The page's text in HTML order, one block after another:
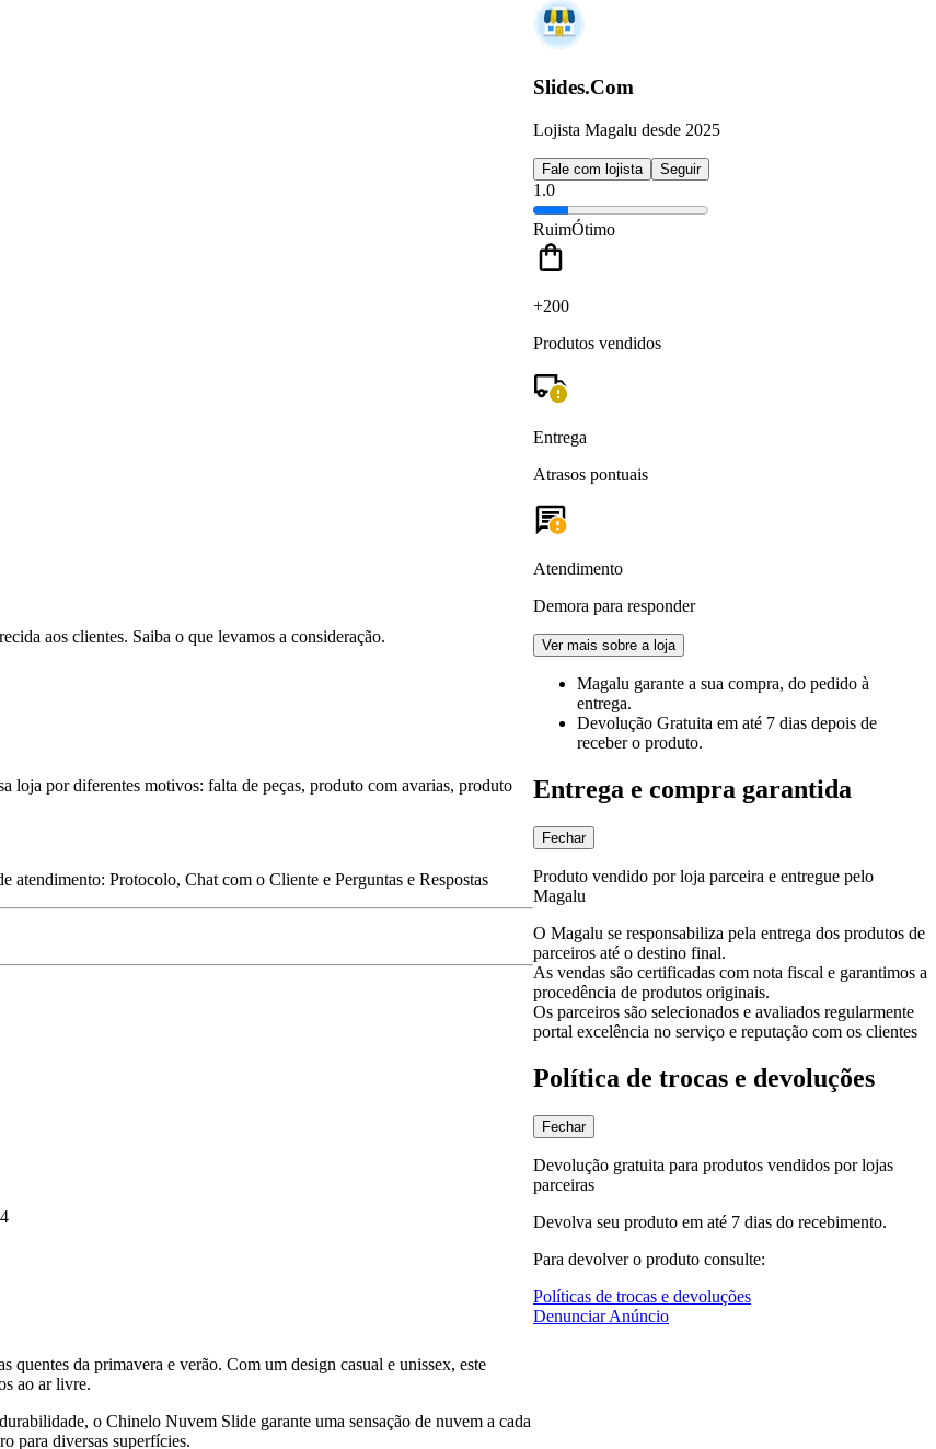
aos clientes. Saiba o que levamos a consideração.
loja por diferentes motivos: falta de peças, produto com avarias, produto
atendimento: Protocolo, Chat com o Cliente e Perguntas e Respostas
Slides.Com
Lojista Magalu desde 2025
Fale com lojista Seguir
1.0
RuimÓtimo
+200
Produtos vendidos
Entrega
Atrasos pontuais
Atendimento
Demora para responder
Ver mais sobre a loja
Magalu garante a sua compra, do pedido à
entrega.
Devolução Gratuita em até 7 dias depois de
receber o produto.
Entrega e compra garantida
Fechar
Produto vendido por loja parceira e entregue pelo
Magalu
O Magalu se responsabiliza pela entrega dos produtos de
parceiros até o destino final.
As vendas são certificadas com nota fiscal e garantimos a
procedência de produtos originais.
Os parceiros são selecionados e avaliados regularmente
portal excelência no serviço e reputação com os clientes
Política de trocas e devoluções
Fechar
Devolução gratuita para produtos vendidos por lojas
parceiras
Devolva seu produto em até 7 dias do recebimento.
Para devolver o produto consulte:
Políticas de trocas e devoluções
Denunciar Anúncio
da primavera e verão. Com um design casual e unissex, este
ao ar livre.
o Chinelo Nuvem Slide garante uma sensação de nuvem a cada
para diversas superfícies.